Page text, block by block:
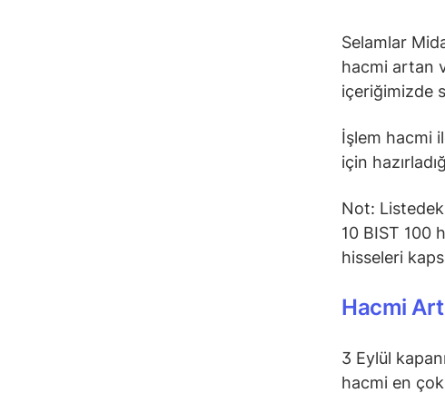
Selamlar
hacmi artan
içeriğimizde
İşlem hacmi
için
Not:
10 BIST 100
hisseleri
Hacmi
3 Eylül
hacmi en